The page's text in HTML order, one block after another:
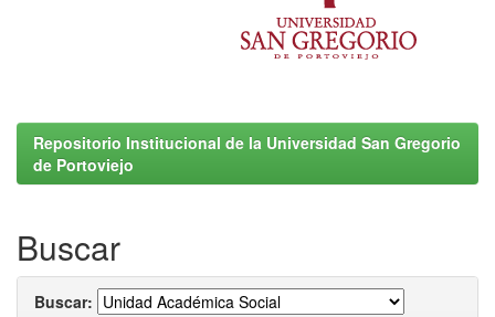
Repositorio Institucional de la Universidad San Gregorio
de Portoviejo
Buscar
Buscar: